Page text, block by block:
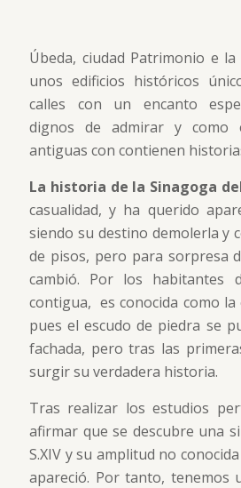
Úbeda, ciudad Patrimonio e la
unos edificios históricos
calles con un encanto
dignos de admirar y como
antiguas con contienen
La historia de la Sinagoga
casualidad, y ha querido
siendo su destino demolerla y
de pisos, pero para sorpresa
cambió. Por los habitantes
contigua, es conocida como la
pues el escudo de piedra se
fachada, pero tras las
surgir su verdadera historia.
Tras realizar los estudios
afirmar que se descubre una
S.XIV y su amplitud no
apareció. Por tanto, tenemos